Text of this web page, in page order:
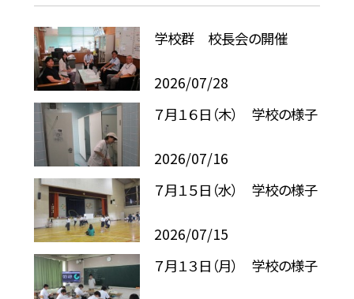
学校群 校長会の開催
2026/07/28
７月１６日（木） 学校の様子
2026/07/16
７月１５日（水） 学校の様子
2026/07/15
７月１３日（月） 学校の様子